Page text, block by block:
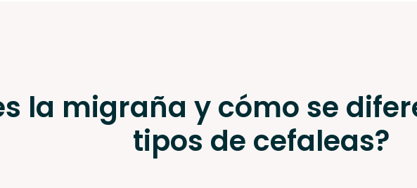
la migraña y cómo se
tipos de cefaleas?